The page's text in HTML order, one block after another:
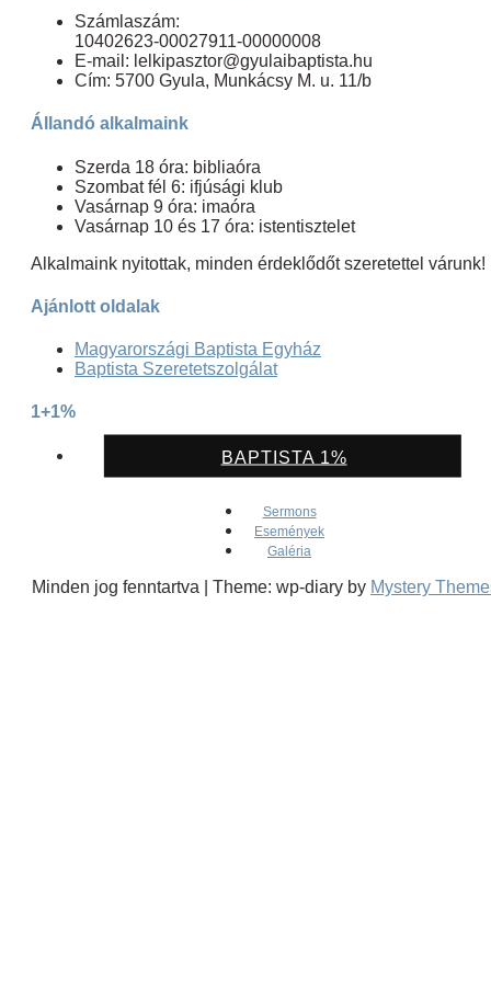
Számlaszám:
10402623-00027911-00000008
E-mail: lelkipasztor@gyulaibaptista.hu
Cím: 5700 Gyula, Munkácsy M. u. 11/b
Állandó alkalmaink
Szerda 18 óra: bibliaóra
Szombat fél 6: ifjúsági klub
Vasárnap 9 óra: imaóra
Vasárnap 10 és 17 óra: istentisztelet
Alkalmaink nyitottak, minden érdeklődőt szeretettel várunk!
Ajánlott oldalak
Magyarországi Baptista Egyház
Baptista Szeretetszolgálat
1+1%
BAPTISTA 1%
Sermons
Események
Galéria
Minden jog fenntartva Theme: wp-diary by Mystery